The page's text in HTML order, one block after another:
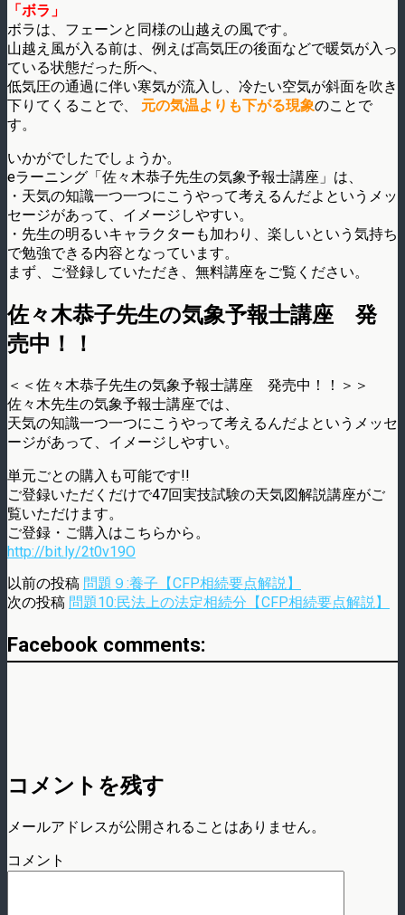
「ボラ」
ボラは、フェーンと同様の山越えの風です。
山越え風が入る前は、例えば高気圧の後面などで暖気が入っ
ている状態だった所へ、
低気圧の通過に伴い寒気が流入し、冷たい空気が斜面を吹き
下りてくることで、 元の気温よりも下がる現象のことで
す。
いかがでしたでしょうか。
eラーニング「佐々木恭子先生の気象予報士講座」は、
・天気の知識一つ一つにこうやって考えるんだよというメッ
セージがあって、イメージしやすい。
・先生の明るいキャラクターも加わり、楽しいという気持ち
で勉強できる内容となっています。
まず、ご登録していただき、無料講座をご覧ください。
佐々木恭子先生の気象予報士講座 発
売中！！
＜＜佐々木恭子先生の気象予報士講座 発売中！！＞＞
佐々木先生の気象予報士講座では、
天気の知識一つ一つにこうやって考えるんだよというメッセ
ージがあって、イメージしやすい。
単元ごとの購入も可能です!!
ご登録いただくだけで47回実技試験の天気図解説講座がご
覧いただけます。
ご登録・ご購入はこちらから。
http://bit.ly/2t0v19O
以前の投稿 問題９:養子【CFP相続要点解説】
次の投稿 問題10:民法上の法定相続分【CFP相続要点解説】
Facebook comments:
コメントを残す
メールアドレスが公開されることはありません。
コメント